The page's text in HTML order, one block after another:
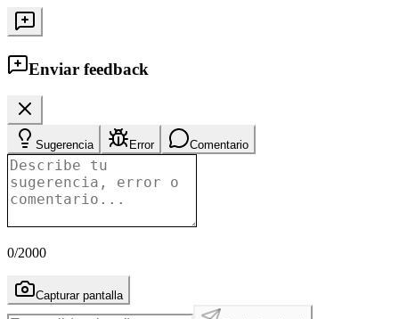
Enviar feedback
Sugerencia Error Comentario
0/2000
Capturar pantalla